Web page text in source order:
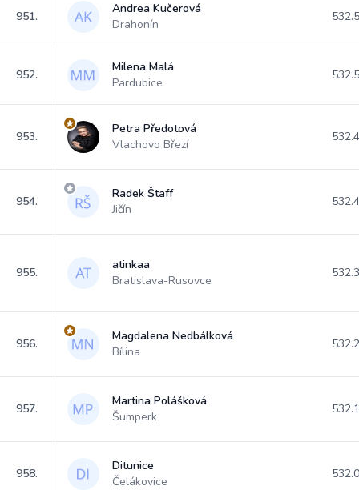
951.
Andrea Kučerová
Drahonín
952.
Milena Malá
Pardubice
953.
Petra Předotová
Vlachovo Březí
954.
Radek Štaff
Jičín
955.
atinkaa
Bratislava-Rusovce
956.
Magdalena Nedbálková
Bílina
957.
Martina Polášková
Šumperk
958.
Ditunice
Čelákovice